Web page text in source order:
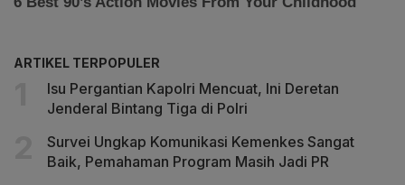
ARTIKEL TERPOPULER
Isu Pergantian Kapolri Mencuat, Ini Deretan
Jenderal Bintang Tiga di Polri
Survei Ungkap Komunikasi Kemenkes Sangat
Baik, Pemahaman Program Masih Jadi PR